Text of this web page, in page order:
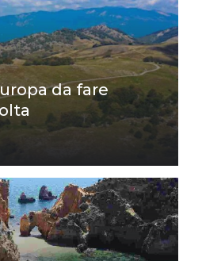
da fare